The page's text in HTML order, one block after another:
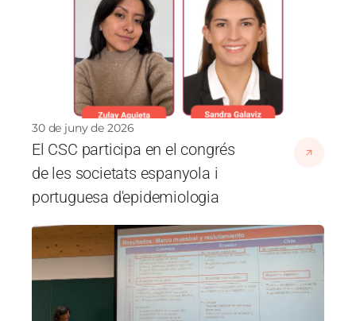
30 de juny de 2026
El CSC participa en el congrés
de les societats espanyola i
portuguesa d'epidemiologia
Imatge